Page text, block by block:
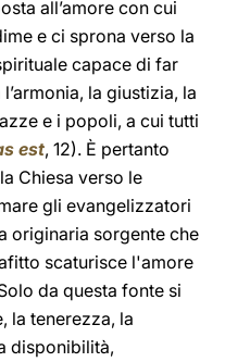
all’amore con cui
e ci sprona verso la
capace di far
la giustizia, la
e i popoli, a cui tutti
est, 12). È pertanto
Chiesa verso le
gli evangelizzatori
originaria sorgente che
scaturisce l'amore
da questa fonte si
la tenerezza, la
disponibilità,